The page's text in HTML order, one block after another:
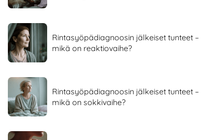
Rintasyöpädiagnoosin jälkeiset tunteet –
mikä on reaktiovaihe?
Rintasyöpädiagnoosin jälkeiset tunteet –
mikä on sokkivaihe?